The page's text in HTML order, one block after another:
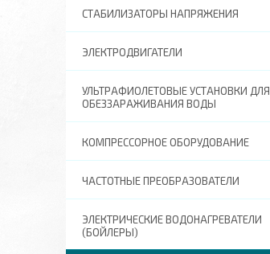
СТАБИЛИЗАТОРЫ НАПРЯЖЕНИЯ
ЭЛЕКТРОДВИГАТЕЛИ
УЛЬТРАФИОЛЕТОВЫЕ УСТАНОВКИ ДЛЯ
ОБЕЗЗАРАЖИВАНИЯ ВОДЫ
КОМПРЕССОРНОЕ ОБОРУДОВАНИЕ
ЧАСТОТНЫЕ ПРЕОБРАЗОВАТЕЛИ
ЭЛЕКТРИЧЕСКИЕ ВОДОНАГРЕВАТЕЛИ
(БОЙЛЕРЫ)